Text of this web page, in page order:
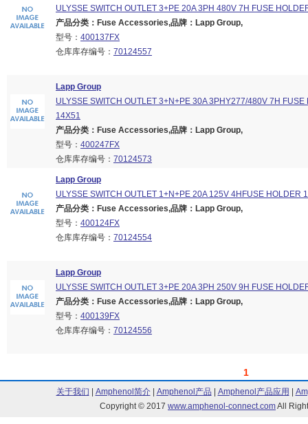
ULYSSE SWITCH OUTLET 3+PE 20A 3PH 480V 7H FUSE
产品分类：Fuse Accessories,品牌：Lapp Group,
型号： 400137FX
仓库库存编号： 70124557
Lapp Group
ULYSSE SWITCH OUTLET 3+N+PE 30A 3PHY277/480V 7H FUSE
14X51
产品分类：Fuse Accessories,品牌：Lapp Group,
型号： 400247FX
仓库库存编号： 70124573
Lapp Group
ULYSSE SWITCH OUTLET 1+N+PE 20A 125V 4HFUSE HOLDER
产品分类：Fuse Accessories,品牌：Lapp Group,
型号： 400124FX
仓库库存编号： 70124554
Lapp Group
ULYSSE SWITCH OUTLET 3+PE 20A 3PH 250V 9H FUSE
产品分类：Fuse Accessories,品牌：Lapp Group,
型号： 400139FX
仓库库存编号： 70124556
1
关于我们 Amphenol简介| Amphenol产品 Amphenol产品应用
Copyright © 2017 www.amphenol-connect.comAll